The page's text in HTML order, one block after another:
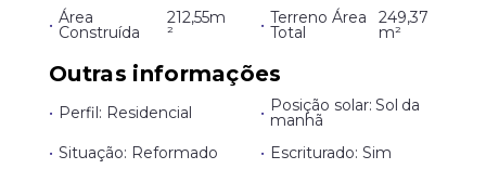
• Área
Construída
212,55m
² • Terreno Área
Total
249,37
m²
Outras informações
• Perfil: Residencial • Posição solar: Sol da
manhã
• Situação: Reformado • Escriturado: Sim